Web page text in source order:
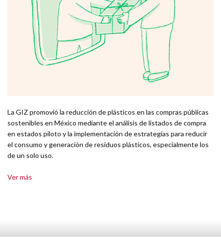
La GIZ promovió la reducción de plásticos en las compras públicas
sostenibles en México mediante el análisis de listados de compra
en estados piloto y la implementación de estrategias para reducir
el consumo y generación de residuos plásticos, especialmente los
de un solo uso.
Ver más